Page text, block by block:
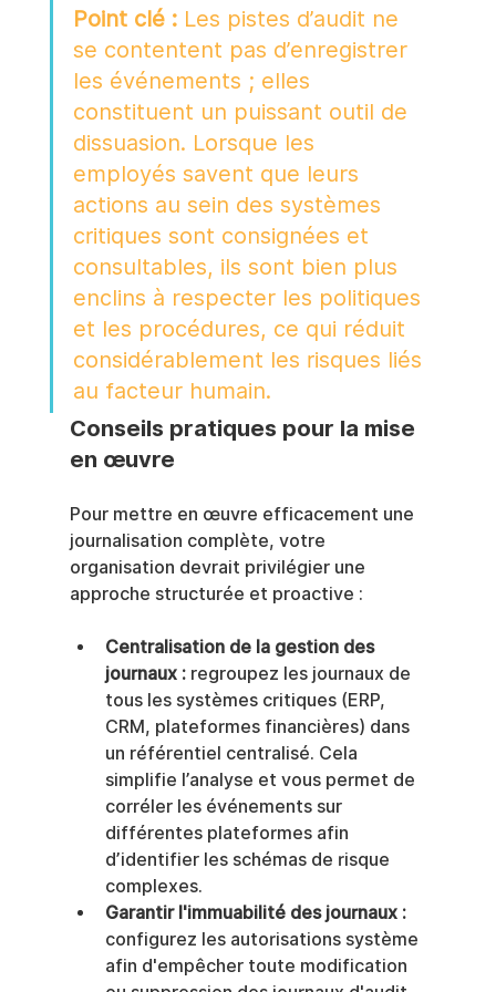
Point clé : Les pistes d’audit ne
se contentent pas d’enregistrer
les événements ; elles
constituent un puissant outil de
dissuasion. Lorsque les
employés savent que leurs
actions au sein des systèmes
critiques sont consignées et
consultables, ils sont bien plus
enclins à respecter les politiques
et les procédures, ce qui réduit
considérablement les risques liés
au facteur humain.
Conseils pratiques pour la mise
en œuvre
Pour mettre en œuvre efficacement une
journalisation complète, votre
organisation devrait privilégier une
approche structurée et proactive :
Centralisation de la gestion des
journaux : regroupez les journaux de
tous les systèmes critiques (ERP,
CRM, plateformes financières) dans
un référentiel centralisé. Cela
simplifie l’analyse et vous permet de
corréler les événements sur
différentes plateformes afin
d’identifier les schémas de risque
complexes.
Garantir l'immuabilité des journaux :
configurez les autorisations système
afin d'empêcher toute modification